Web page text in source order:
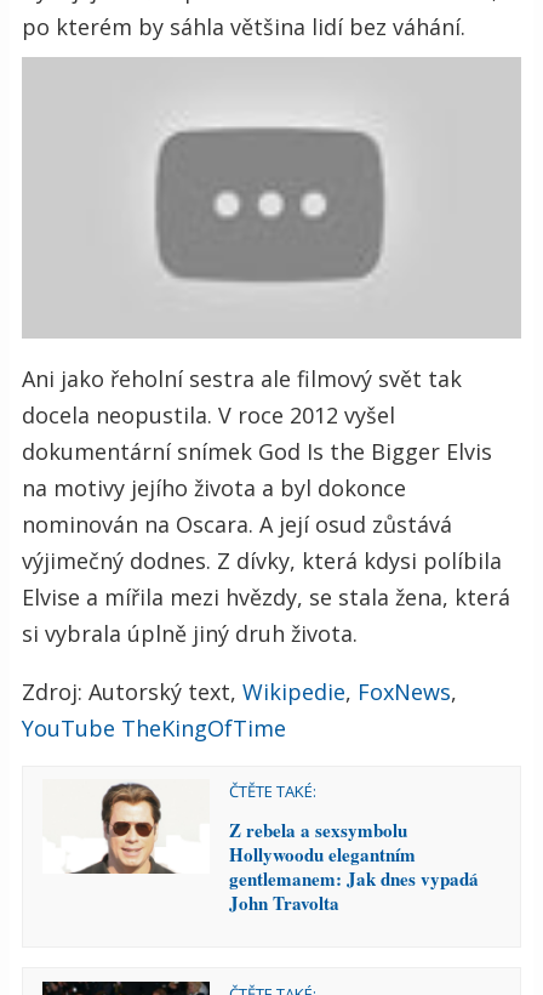
po kterém by sáhla většina lidí bez váhání.
Ani jako řeholní sestra ale filmový svět tak
docela neopustila. V roce 2012 vyšel
dokumentární snímek God Is the Bigger Elvis
na motivy jejího života a byl dokonce
nominován na Oscara. A její osud zůstává
výjimečný dodnes. Z dívky, která kdysi políbila
Elvise a mířila mezi hvězdy, se stala žena, která
si vybrala úplně jiný druh života.
Zdroj: Autorský text, Wikipedie, FoxNews,
YouTube TheKingOfTime
ČTĚTE TAKÉ:
Z rebela a sexsymbolu
Hollywoodu elegantním
gentlemanem: Jak dnes vypadá
John Travolta